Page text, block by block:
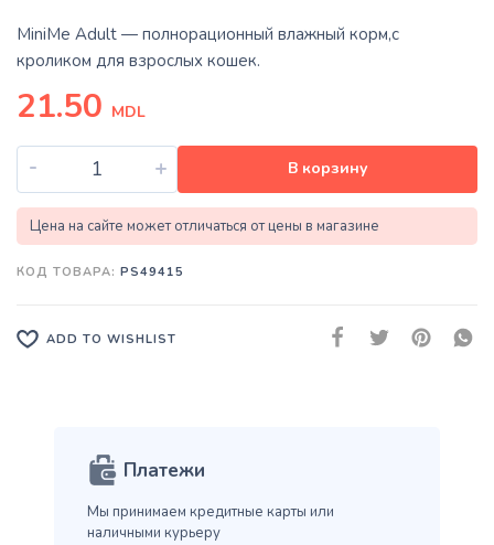
MiniMe Adult — полнорационный влажный корм,с
кроликом для взрослых кошек.
21.50 MDL
- + В корзину
Цена на сайте может отличаться от цены в магазине
КОД ТОВАРА: PS49415
ADD TO WISHLIST
Платежи
Мы принимаем кредитные карты или
наличными курьеру